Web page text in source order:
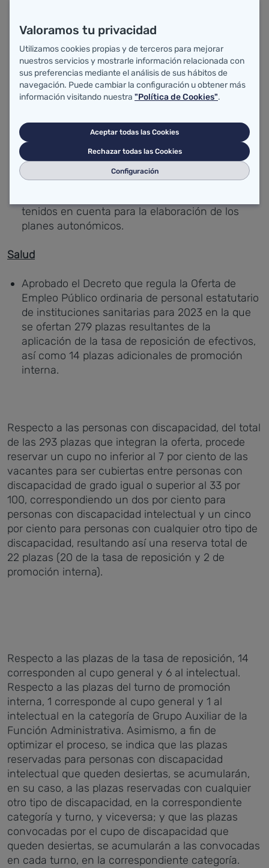
Aprobada la prórroga del Plan de Residuos de
Cantabria 2017-2023 hasta el 31 de diciembre de
2025. La Comunidad Autónoma elaborará un
nuevo documento cuando esté finalizado y en
vigor el Plan Estatal Marco de Residuos que está
elaborando el Ministerio para la Transición
el diagnóstico de la situación, la estrategia
general y las orientaciones de la política de
residuos, así como los objetivos mínimos de
recogida separada, preparación para la
reutilización, reciclado, valorización y
tenidos en cuenta para la elaboración de los
planes autonómicos.
Salud
Aprobado el Decreto que regula la Oferta de
Empleo Público ordinaria de personal estatutario
de instituciones sanitarias para 2023 en la que
se ofertan 279 plazas resultantes de la
aplicación de la tasa de reposición de efectivos,
así como 14 plazas adicionales de promoción
interna.
Respecto a las personas con discapacidad, del total
de las 293 plazas que integran la oferta, procede
reservar un cupo no inferior al 7 por ciento de las
vacantes para ser cubiertas entre personas con
discapacidad de grado igual o superior al 33 por
100, correspondiendo un dos por ciento para
personas con discapacidad intelectual y un cinco
por ciento para personas con cualquier otro tipo de
discapacidad, resultando así una reserva total de
22 plazas (20 de la tasa de reposición y 2 de
promoción interna).
Respecto a las plazas de la tasa de reposición, 14
corresponden al cupo general y 6 al intelectual.
Respecto a las plazas del turno de promoción
interna, 1 corresponde al cupo general y 1 al
intelectual en la categoría de Grupo Auxiliar de la
Función Administrativa. Asimismo, a fin de
optimizar el proceso, se indica que las plazas
reservadas para personas con discapacidad
intelectual que queden desiertas, se acumularán,
en su caso, a las plazas reservadas con cualquier
otro tipo de discapacidad, en la correspondiente
categoría y turno, y viceversa; y que las plazas
convocadas por el cupo de discapacidad que
queden desiertas, se acumularán a las convocadas
en cada turno, en la correspondiente categoría.
Valoramos tu privacidad
Utilizamos cookies propias y de terceros para mejorar
nuestros servicios y mostrarle información relacionada con
sus preferencias mediante el análisis de sus hábitos de
navegación. Puede cambiar la configuración u obtener más
información visitando nuestra "Política de Cookies".
Aceptar todas las Cookies
Rechazar todas las Cookies
Configuración